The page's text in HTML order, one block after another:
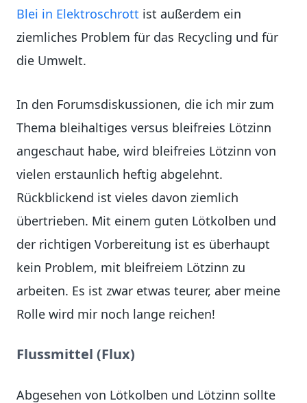
Blei in Elektroschrott ist außerdem ein
ziemliches Problem für das Recycling und für
die Umwelt.
In den Forumsdiskussionen, die ich mir zum
Thema bleihaltiges versus bleifreies Lötzinn
angeschaut habe, wird bleifreies Lötzinn von
vielen erstaunlich heftig abgelehnt.
Rückblickend ist vieles davon ziemlich
übertrieben. Mit einem guten Lötkolben und
der richtigen Vorbereitung ist es überhaupt
kein Problem, mit bleifreiem Lötzinn zu
arbeiten. Es ist zwar etwas teurer, aber meine
Rolle wird mir noch lange reichen!
Flussmittel (Flux)
Abgesehen von Lötkolben und Lötzinn sollte